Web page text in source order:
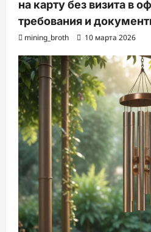
на карту без визита в
требования и
mining_broth 10 марта 2026